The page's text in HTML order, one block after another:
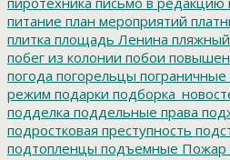
питание план мероприятий
плитка площадь Ленина
побег из колонии побои
погода погорельцы пограничные
режим подарки
подделка поддельные права
подростковая преступность
подтопленцы подъемные Пожар